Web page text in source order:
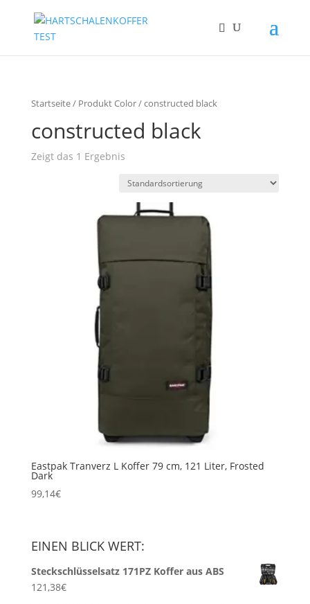
Startseite/ Produkt Color / constructed black
constructed black
Zeigt das 1 Ergebnis
Eastpak Tranverz L Koffer 79 cm, 121 Liter, Frosted
Dark
99,14€
EINEN BLICK WERT:
Steckschlüsselsatz 171PZ Koffer aus ABS
121,38€